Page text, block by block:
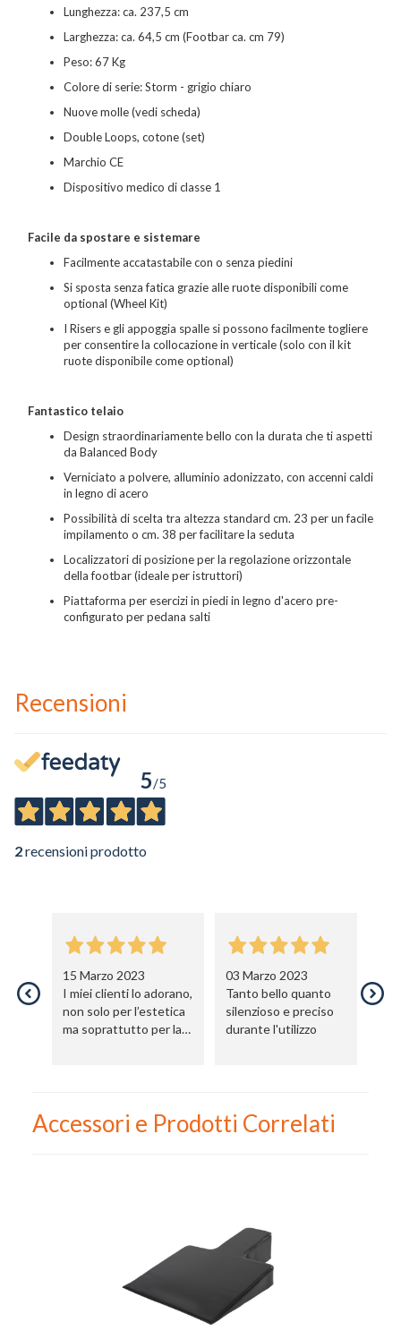
Lunghezza: ca. 237,5 cm
Larghezza: ca. 64,5 cm (Footbar ca. cm 79)
Peso: 67 Kg
Colore di serie: Storm - grigio chiaro
Nuove molle (vedi scheda)
Double Loops, cotone (set)
Marchio CE
Dispositivo medico di classe 1
Facile da spostare e sistemare
Facilmente accatastabile con o senza piedini
Si sposta senza fatica grazie alle ruote disponibili come
optional (Wheel Kit)
I Risers e gli appoggia spalle si possono facilmente togliere
per consentire la collocazione in verticale (solo con il kit
ruote disponibile come optional)
Fantastico telaio
Design straordinariamente bello con la durata che ti aspetti
da Balanced Body
Verniciato a polvere, alluminio adonizzato, con accenni caldi
in legno di acero
Possibilità di scelta tra altezza standard cm. 23 per un facile
impilamento o cm. 38 per facilitare la seduta
Localizzatori di posizione per la regolazione orizzontale
della footbar (ideale per istruttori)
Piattaforma per esercizi in piedi in legno d'acero pre-
configurato per pedana salti
Recensioni
5/5
2recensioni prodotto
15 Marzo 2023
I miei clienti lo adorano,
non solo per l’estetica
ma soprattutto per la
03 Marzo 2023
Tanto bello quanto
silenzioso e preciso
durante l'utilizzo
Accessori e Prodotti Correlati